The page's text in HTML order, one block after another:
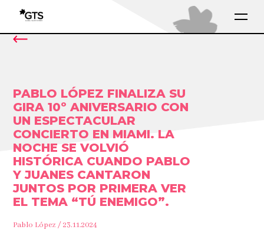
PABLO LÓPEZ FINALIZA SU
GIRA 10º ANIVERSARIO CON
UN ESPECTACULAR
CONCIERTO EN MIAMI. LA
NOCHE SE VOLVIÓ
HISTÓRICA CUANDO PABLO
Y JUANES CANTARON
JUNTOS POR PRIMERA VER
EL TEMA “TÚ ENEMIGO”.
Pablo López / 23.11.2024